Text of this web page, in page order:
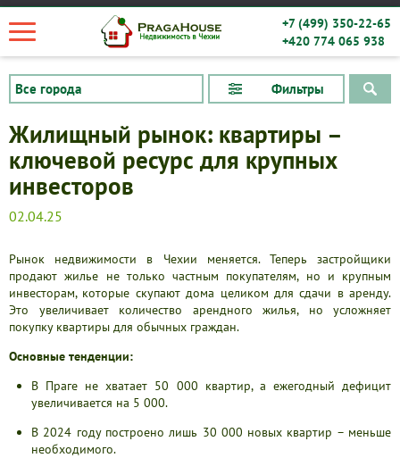
+7 (499) 350-22-65
+420 774 065 938
Фильтры
Дома
Новостройки
Коммерческие объекты
Жилищный рынок: квартиры –
ключевой ресурс для крупных
инвесторов
02.04.25
Рынок недвижимости в Чехии меняется. Теперь застройщики
продают жилье не только частным покупателям, но и крупным
инвесторам, которые скупают дома целиком для сдачи в аренду.
Это увеличивает количество арендного жилья, но усложняет
покупку квартиры для обычных граждан.
Основные тенденции:
В Праге не хватает 50 000 квартир, а ежегодный дефицит
увеличивается на 5 000.
В 2024 году построено лишь 30 000 новых квартир – меньше
необходимого.